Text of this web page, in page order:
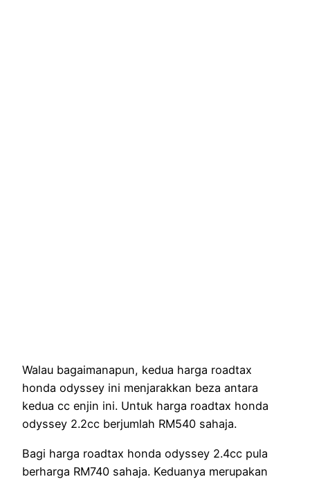
Walau bagaimanapun, kedua harga roadtax
honda odyssey ini menjarakkan beza antara
kedua cc enjin ini. Untuk harga roadtax honda
odyssey 2.2cc berjumlah RM540 sahaja.
Bagi harga roadtax honda odyssey 2.4cc pula
berharga RM740 sahaja. Keduanya merupakan